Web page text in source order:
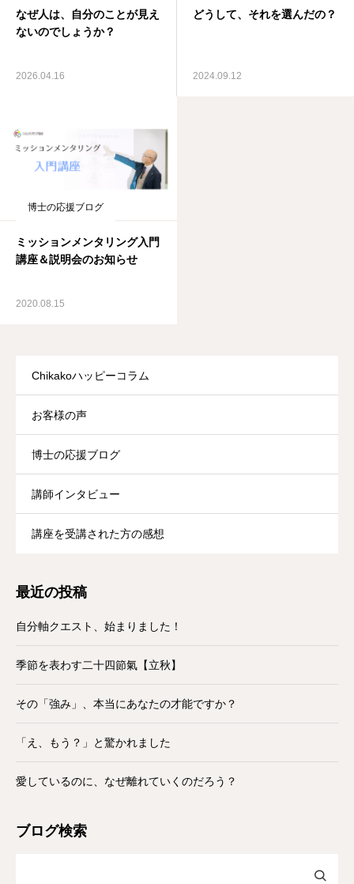
なぜ人は、自分のことが見え
ないのでしょうか？
2026.04.16
どうして、それを選んだの？
2024.09.12
博士の応援ブログ
ミッションメンタリング入門
講座＆説明会のお知らせ
2020.08.15
Chikakoハッピーコラム
お客様の声
博士の応援ブログ
講師インタビュー
講座を受講された方の感想
最近の投稿
自分軸クエスト、始まりました！
季節を表わす二十四節氣【立秋】
その「強み」、本当にあなたの才能ですか？
「え、もう？」と驚かれました
愛しているのに、なぜ離れていくのだろう？
ブログ検索